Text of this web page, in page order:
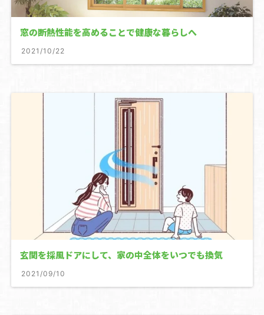
窓の断熱性能を高めることで健康な暮らしへ
2021/10/22
玄関を採風ドアにして、家の中全体をいつでも換気
2021/09/10